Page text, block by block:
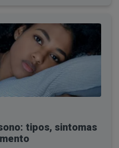
tipos, sintomas